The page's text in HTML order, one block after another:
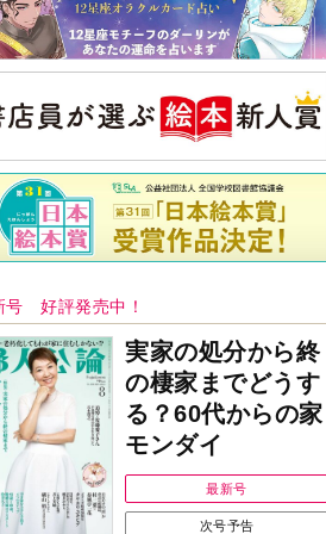
号 好評発売中！
実家の処分から終
の棲家までどうす
る？60代からの家
モンダイ
最新号
次号予告